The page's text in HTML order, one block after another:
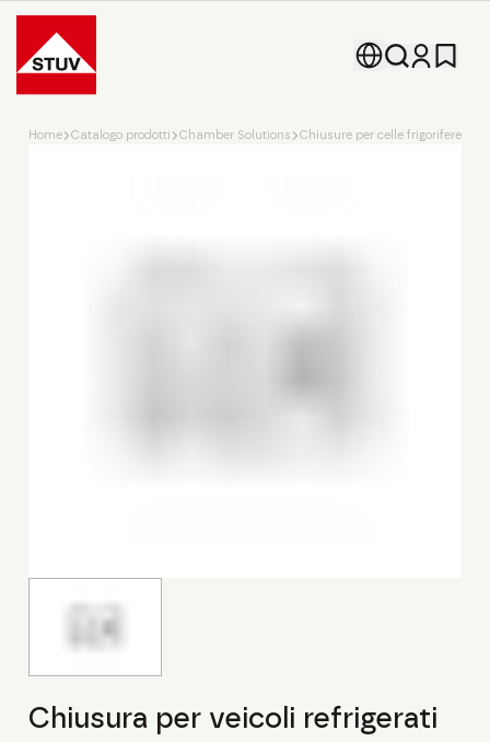
Go To the Homepage
Home Catalogo prodotti Chamber Solutions Chiusure per celle frigorifere
Chiusura per veicoli refrigerati